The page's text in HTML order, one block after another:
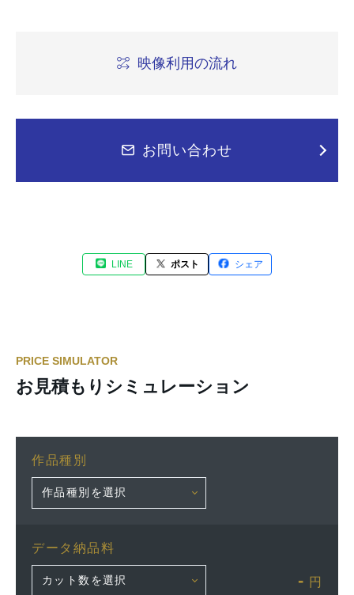
映像利用の流れ
お問い合わせ
LINE ポスト シェア
PRICE SIMULATOR
お見積もりシミュレーション
作品種別
データ納品料
- 円